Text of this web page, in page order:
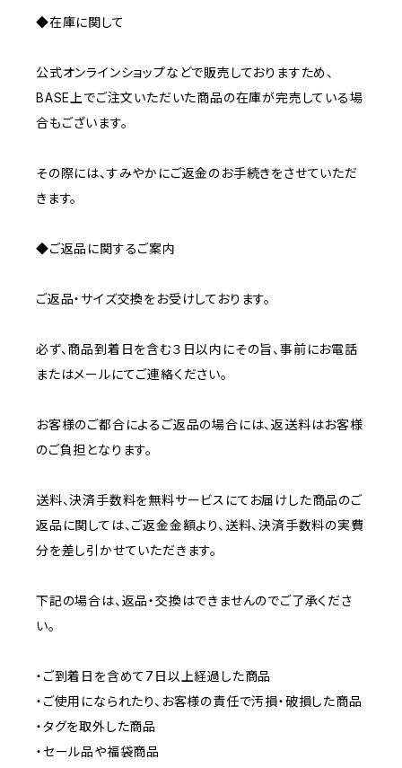
◆在庫に関して
公式オンラインショップなどで販売しておりますため、
BASE上でご注文いただいた商品の在庫が完売している場
合もございます。
その際には、すみやかにご返金のお手続きをさせていただ
きます。
◆ご返品に関するご案内
ご返品・サイズ交換をお受けしております。
必ず、商品到着日を含む３日以内にその旨、事前にお電話
またはメールにてご連絡ください。
お客様のご都合によるご返品の場合には、返送料はお客様
のご負担となります。
送料、決済手数料を無料サービスにてお届けした商品のご
返品に関しては、ご返金金額より、送料、決済手数料の実費
分を差し引かせていただきます。
下記の場合は、返品・交換はできませんのでご了承くださ
い。
・ご到着日を含めて7日以上経過した商品
・ご使用になられたり、お客様の責任で汚損・破損した商品
・タグを取外した商品
・セール品や福袋商品